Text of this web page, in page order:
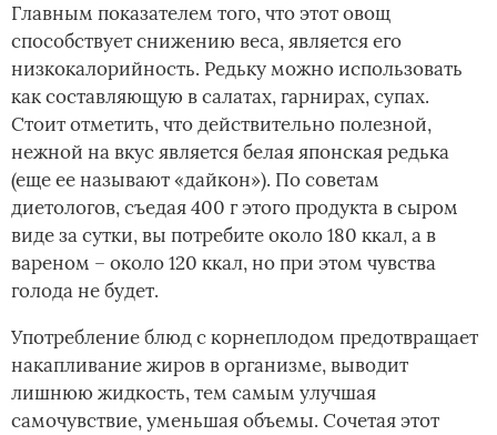
Главным показателем того, что этот овощ
способствует снижению веса, является его
низкокалорийность. Редьку можно использовать
как составляющую в салатах, гарнирах, супах.
Стоит отметить, что действительно полезной,
нежной на вкус является белая японская редька
(еще ее называют «дайкон»). По советам
диетологов, съедая 400 г этого продукта в сыром
виде за сутки, вы потребите около 180 ккал, а в
вареном – около 120 ккал, но при этом чувства
голода не будет.
Употребление блюд с корнеплодом предотвращает
накапливание жиров в организме, выводит
лишнюю жидкость, тем самым улучшая
самочувствие, уменьшая объемы. Сочетая этот